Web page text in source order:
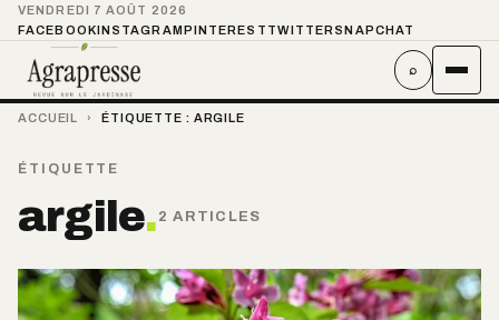
VENDREDI 7 AOÛT 2026
FACEBOOKINSTAGRAMPINTEREST TWITTER SNAPCHAT
⌕
ACCUEIL › ÉTIQUETTE : ARGILE
ÉTIQUETTE
argile. 2 ARTICLES